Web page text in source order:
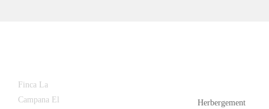
Finca La
Campana El
Herbergement